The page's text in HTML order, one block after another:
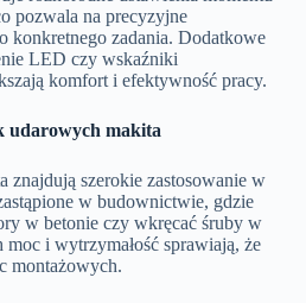
pozwala na precyzyjne
konkretnego zadania. Dodatkowe
LED czy wskaźniki
komfort i efektywność pracy.
udarowych makita
znajdują szerokie zastosowanie w
w budownictwie, gdzie
w betonie czy wkręcać śruby w
i wytrzymałość sprawiają, że
montażowych.